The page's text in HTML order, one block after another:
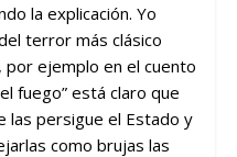
la explicación. Yo
terror más clásico
por ejemplo en el cuento
fuego” está claro que
las persigue el Estado y
como brujas las